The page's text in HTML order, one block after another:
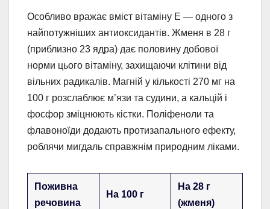
Особливо вражає вміст вітаміну Е — одного з
найпотужніших антиоксидантів. Жменя в 28 г
(приблизно 23 ядра) дає половину добової
норми цього вітаміну, захищаючи клітини від
вільних радикалів. Магній у кількості 270 мг на
100 г розслаблює м’язи та судини, а кальцій і
фосфор зміцнюють кістки. Поліфеноли та
флавоноїди додають протизапального ефекту,
роблячи мигдаль справжнім природним ліками.
Поживна
речовина
На 100 г
На 28 г
(жменя)